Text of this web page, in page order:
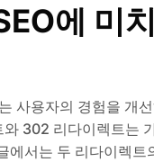
에 미치
사용자의 경험을 개
302 리다이렉트는
에서는 두 리다이렉트